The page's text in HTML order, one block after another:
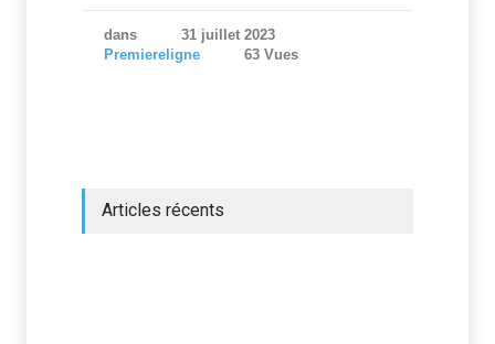
dans
31 juillet 2023
Premiereligne
63 Vues
Articles récents